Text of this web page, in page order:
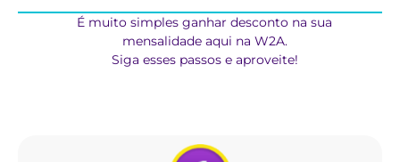
É muito simples ganhar desconto na sua
mensalidade aqui na W2A.
Siga esses passos e aproveite!